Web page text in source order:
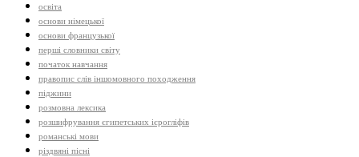
освіта
основи німецької
основи французької
перші словники світу
початок навчання
правопис слів іншомовного походження
піджини
розмовна лексика
розшифрування єгипетських ієрогліфів
романські мови
різдвяні пісні